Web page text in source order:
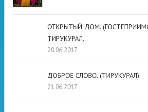
ОТКРЫТЫЙ ДОМ.
ТИРУКУРАЛ.
20.06.2017
ДОБРОЕ СЛОВО. (ТИРУКУРАЛ)
21.06.2017